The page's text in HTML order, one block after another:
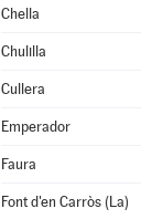
Chella
Chulilla
Cullera
Emperador
Faura
Font d'en Carròs (La)